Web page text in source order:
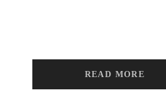
READ MORE